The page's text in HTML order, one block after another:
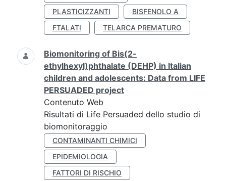
PLASTICIZZANTI
BISFENOLO A
FTALATI
TELARCA PREMATURO
Biomonitoring of Bis(2-
ethylhexyl)phthalate (DEHP) in Italian
children and adolescents: Data from LIFE
PERSUADED project
Contenuto Web
Risultati di Life Persuaded dello studio di
biomonitoraggio
CONTAMINANTI CHIMICI
EPIDEMIOLOGIA
FATTORI DI RISCHIO